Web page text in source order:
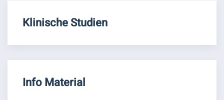
Klinische Studien
Info Material